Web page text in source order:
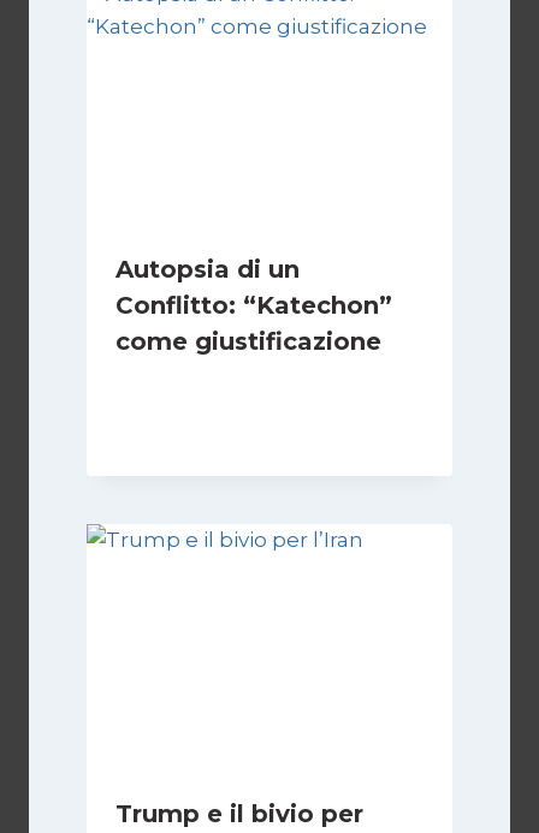
Autopsia di un
Conflitto: “Katechon”
come giustificazione
Trump e il bivio per